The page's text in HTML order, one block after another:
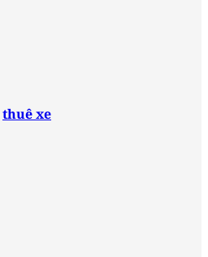
thuê xe